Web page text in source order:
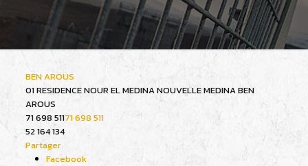
BEN AROUS
01 RESIDENCE NOUR EL MEDINA NOUVELLE MEDINA BEN
AROUS
71 698 51171 698 511
52 164 134
Partager
Facebook